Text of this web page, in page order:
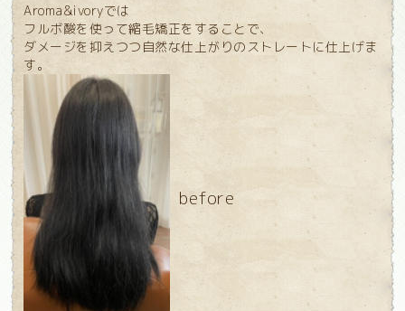
Aroma&ivoryでは
フルボ酸を使って縮毛矯正をすることで、
ダメージを抑えつつ自然な仕上がりのストレートに仕上げま
す。
before